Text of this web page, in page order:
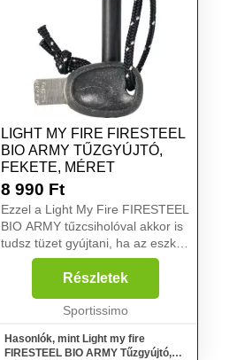
LIGHT MY FIRE FIRESTEEL
BIO ARMY TŰZGYÚJTÓ,
FEKETE, MÉRET
8 990 Ft
Ezzel a Light My Fire FIRESTEEL
BIO ARMY tűzcsiholóval akkor is
tudsz tüzet gyújtani, ha az eszköz
nedves. Svédországban készült,
bio alapú műanyagból. Beépített
vészsíppal is rendelkezik....
Részletek
Sportissimo
Hasonlók, mint Light my fire
FIRESTEEL BIO ARMY Tűzgyújtó,